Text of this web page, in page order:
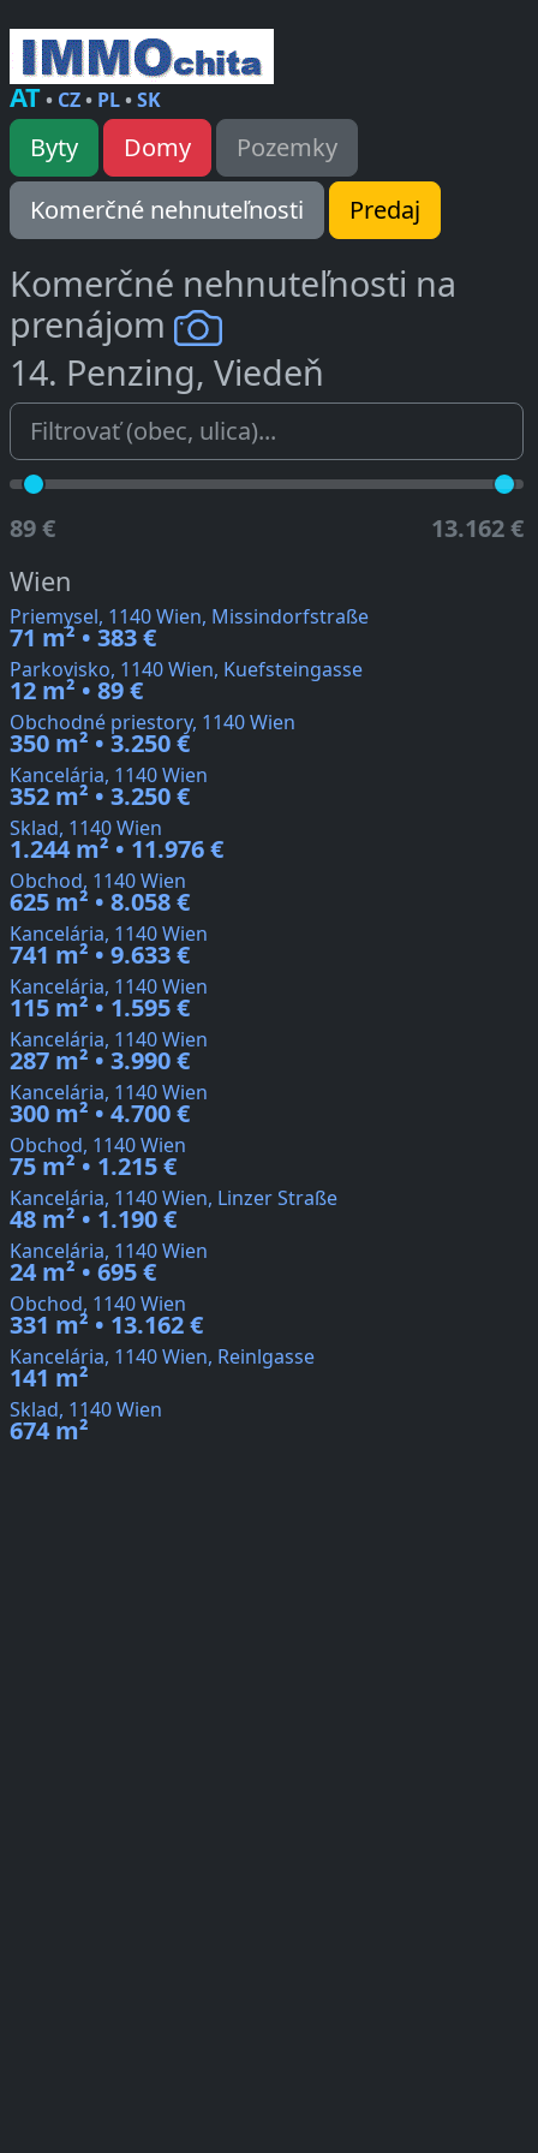
AT• CZ• PL•SK
Byty Domy
Pozemky
Komerčné nehnuteľnosti
Predaj
Komerčné nehnuteľnosti na
prenájom
14. Penzing, Viedeň
89 € 13.162 €
Wien
Priemysel, 1140 Wien, Missindorfstraße
71 m² • 383 €
Parkovisko, 1140 Wien, Kuefsteingasse
12 m² • 89 €
Obchodné priestory, 1140 Wien
350 m² • 3.250 €
Kancelária, 1140 Wien
352 m² • 3.250 €
Sklad, 1140 Wien
1.244 m² • 11.976 €
Obchod, 1140 Wien
625 m² • 8.058 €
Kancelária, 1140 Wien
741 m² • 9.633 €
Kancelária, 1140 Wien
115 m² • 1.595 €
Kancelária, 1140 Wien
287 m² • 3.990 €
Kancelária, 1140 Wien
300 m² • 4.700 €
Obchod, 1140 Wien
75 m² • 1.215 €
Kancelária, 1140 Wien, Linzer Straße
48 m² • 1.190 €
Kancelária, 1140 Wien
24 m² • 695 €
Obchod, 1140 Wien
331 m² • 13.162 €
Kancelária, 1140 Wien, Reinlgasse
141 m²
Sklad, 1140 Wien
674 m²